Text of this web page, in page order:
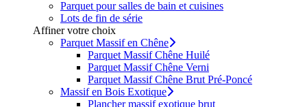
Parquet pour salles de bain et cuisines
Lots de fin de série
Affiner votre choix
Parquet Massif en Chêne
Parquet Massif Chêne Huilé
Parquet Massif Chêne Verni
Parquet Massif Chêne Brut Pré-Poncé
Massif en Bois Exotique
Plancher massif exotique brut